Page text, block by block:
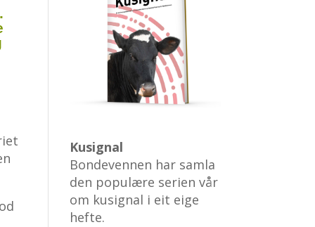
Kusignal
Bondevennen har samla
den populære serien vår
om kusignal i eit eige
hefte.